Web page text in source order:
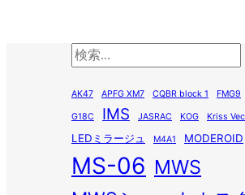
検
AK47 APFG XM7 CQBR block 1 FMG9
G18C IMS JASRAC KOG Kriss
LEDミラージュ M4A1 MODEROID
MS-06 MWS